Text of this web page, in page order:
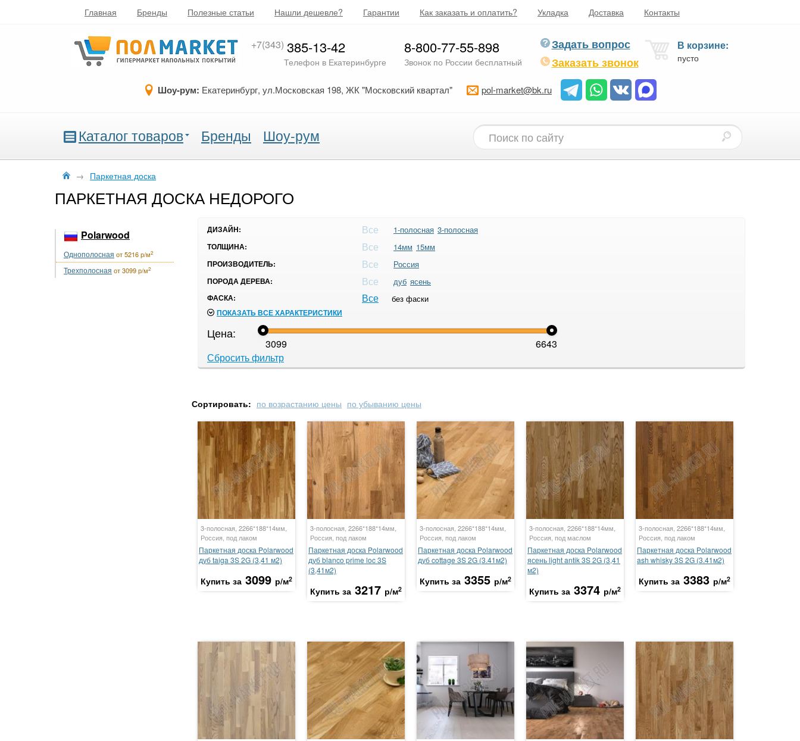
Главная Бренды Полезные статьи Нашли дешевле? Гарантии Как заказать и оплатить? Укладка Доставка Контакты
+7(343) 385-13-42
Телефон в Екатеринбурге
8-800-77-55-898
Звонок по России бесплатный
Задать вопрос
Заказать звонок
В корзине:
пусто
Шоу-рум: Екатеринбург, ул.Московская 198, ЖК "Московский квартал" pol-market@bk.ru
Каталог товаров Бренды Шоу-рум
→ Паркетная доска
ПАРКЕТНАЯ ДОСКА НЕДОРОГО
ДИЗАЙН: Все 1-полосная 3-полосная
ТОЛЩИНА: Все 14мм 15мм
ПРОИЗВОДИТЕЛЬ: Все Россия
ПОРОДА ДЕРЕВА: Все дуб ясень
ФАСКА: Все без фаски
ПОКАЗАТЬ ВСЕ ХАРАКТЕРИСТИКИ
Цена:
3099
6643
Сбросить фильтр
Polarwood
Однополосная от 5216 р/м2
Трехполосная от 3099 р/м2
Сортировать: по возрастанию цены по убыванию цены
3-полосная, 2266*188*14мм,
Россия, под лаком
Паркетная доска Polarwood
дуб taiga 3S 2G (3,41 м2)
Купить за 3099 р/м2
3-полосная, 2266*188*14мм,
Россия, под лаком
Паркетная доска Polarwood
дуб blanco prime loc 3S
(3,41м2)
Купить за 3217 р/м2
3-полосная, 2266*188*14мм,
Россия, под лаком
Паркетная доска Polarwood
дуб cottage 3S 2G (3.41м2)
Купить за 3355 р/м2
3-полосная, 2266*188*14мм,
Россия, под маслом
Паркетная доска Polarwood
ясень light antik 3S 2G (3,41
м2)
Купить за 3374 р/м2
3-полосная, 2266*188*14мм,
Россия, под лаком
Паркетная доска Polarwood
ash whisky 3S 2G (3.41м2)
Купить за 3383 р/м2